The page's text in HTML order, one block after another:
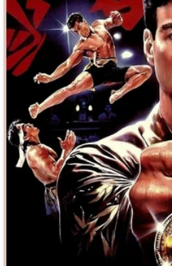
Новогодние
Параллельные миры
Перевод Кубик в Кубе
Пеплум
Постапокалипсис
Про акул
Про богатых
Про вампиров
Про викингов
Про гангстеров